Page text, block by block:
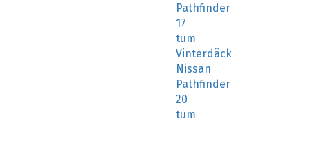
Pathfinder
17
tum
Vinterdäck
Nissan
Pathfinder
20
tum